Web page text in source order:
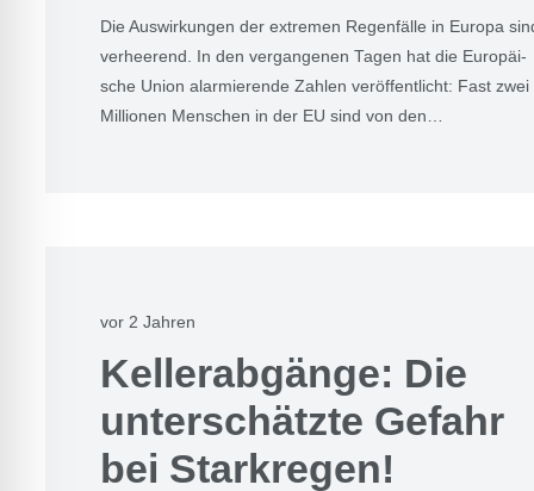
Die Aus­wir­kun­gen der extre­men Regen­fäl­le in Euro­pa
ver­hee­rend. In den ver­gan­ge­nen Tagen hat die Euro­päi­
sche Uni­on alar­mie­ren­de Zah­len ver­öf­fent­licht: Fast zwei
Mil­lio­nen Men­schen in der EU sind von den…
vor 2 Jahren
Kel­ler­ab­gän­ge: Die
unter­schätz­te Gefahr
bei Stark­re­gen!